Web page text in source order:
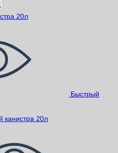
Быстрый